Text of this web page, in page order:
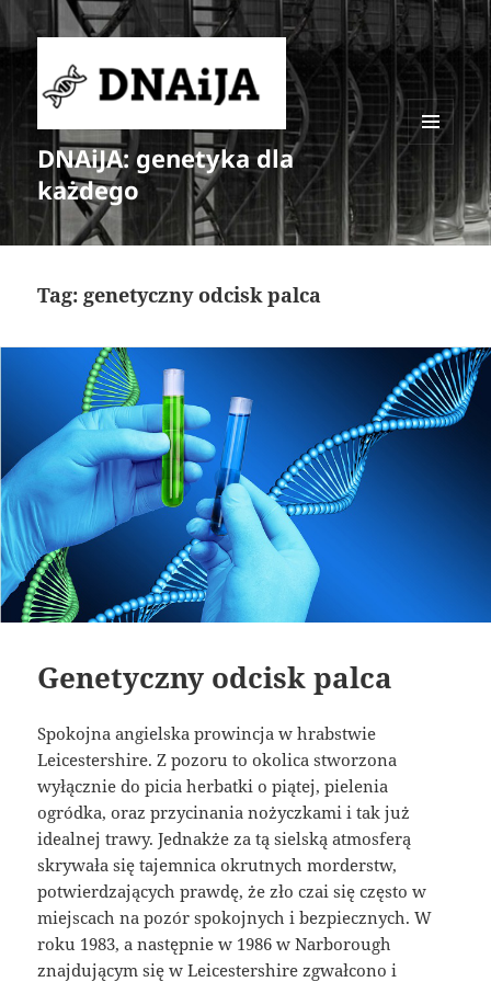
DNAiJA: genetyka dla
każdego
MENU
WIDGETY
Tag: genetyczny odcisk palca
Genetyczny odcisk palca
Spokojna angielska prowincja w hrabstwie
Leicestershire. Z pozoru to okolica stworzona
wyłącznie do picia herbatki o piątej, pielenia
ogródka, oraz przycinania nożyczkami i tak już
idealnej trawy. Jednakże za tą sielską atmosferą
skrywała się tajemnica okrutnych morderstw,
potwierdzających prawdę, że zło czai się często w
miejscach na pozór spokojnych i bezpiecznych. W
roku 1983, a następnie w 1986 w Narborough
znajdującym się w Leicestershire zgwałcono i